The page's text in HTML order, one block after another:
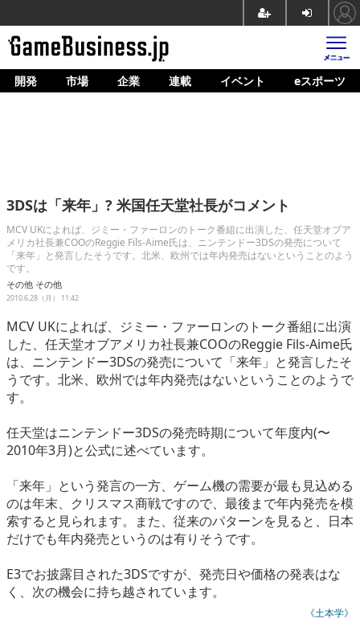
ホーム
企業動向
人材育成
産業政策
イベント/セミナー
eスポーツ
開発 市場 企業 連載 イベント eスポーツ
3DSは「来年」? 米国任天堂社長がコメント
MCV UKによれば、ジミー・ファーロンのトーク番組に出演した、任天堂オブア
メリカ社長兼COOのReggie Fils-Aime氏は、ニンテンドー3DSの発売について
「来年」と発言したそうです。北米、欧州では年内発売はないということのよう
です。
その他 その他
2010.6.28（月） 11:42
MCV UKによれば、ジミー・ファーロンのトーク番組に出演
した、任天堂オブアメリカ社長兼COOのReggie Fils-Aime氏
は、ニンテンドー3DSの発売について「来年」と発言したそ
うです。北米、欧州では年内発売はないということのようで
す。
任天堂はニンテンドー3DSの発売時期について年度内(〜
2010年3月)と公式に述べています。
「来年」という発言の一方、ゲーム機の需要が最も見込める
のは年末、クリスマス商戦ですので、最後まで年内発売を模
索すると見られます。また、従来のパターンを見ると、日本
だけでも年内発売というのは有りそうです。
E3でお披露目された3DSですが、発売日や価格の発表はな
く、次の機会に持ち越されています。
《土本学》